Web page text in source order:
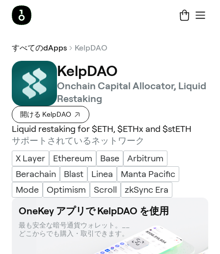
すべてのdApps KelpDAO
KelpDAO
Onchain Capital Allocator, Liquid
Restaking
開ける KelpDAO
Liquid restaking for $ETH, $ETHx and $stETH
サポートされているネットワーク
X Layer
Ethereum Base
Arbitrum
Berachain
Blast Linea
Manta Pacific
Mode
Optimism Scroll zkSync Era
OneKey アプリで KelpDAO を使用
最も安全な暗号通貨ウォレット。__
どこからでも購入・取引できます。